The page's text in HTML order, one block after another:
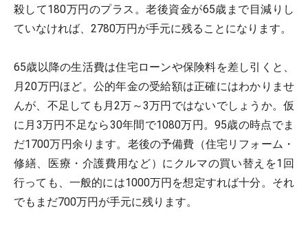
殺して180万円のプラス。老後資金が65歳まで目減りし
ていなければ、2780万円が手元に残ることになります。
65歳以降の生活費は住宅ローンや保険料を差し引くと、
月20万円ほど。公的年金の受給額は正確にはわかりませ
んが、不足しても月2万～3万円ではないでしょうか。仮
に月3万円不足なら30年間で1080万円。95歳の時点でま
だ1700万円余ります。老後の予備費（住宅リフォーム・
修繕、医療・介護費用など）にクルマの買い替えを1回
行っても、一般的には1000万円を想定すれば十分。それ
でもまだ700万円が手元に残ります。